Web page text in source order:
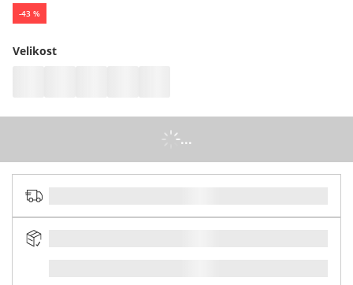
-43 %
Velikost
...